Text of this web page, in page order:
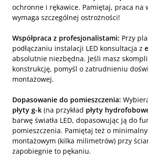
ochronne i rękawice. Pamiętaj, praca na
wymaga szczególnej ostrożności!
Współpraca z profesjonalistami: Przy
podłączaniu instalacji LED konsultacja z
absolutnie niezbędna. Jeśli masz
konstrukcję, pomyśl o zatrudnieniu
montażowej.
Dopasowanie do pomieszczenia:
płyty g-k (na przykład płyty
barwę światła LED, dopasowując ją do
pomieszczenia. Pamiętaj też o
montażowym (kilka milimetrów) przy
zapobiegnie to pękaniu.